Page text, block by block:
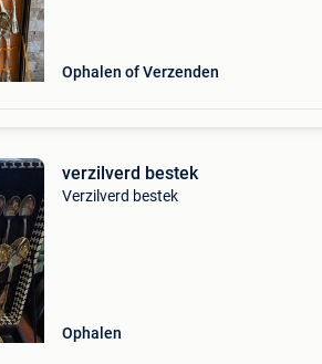
Ophalen of Verzenden
verzilverd bestek
Verzilverd bestek
Ophalen